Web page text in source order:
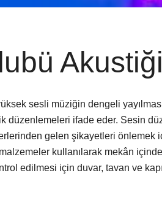
Akustiği
sesli müziğin dengeli
düzenlemeleri ifade eder. Sesin
gelen şikayetleri önlemek
kullanılarak mekân
edilmesi için duvar, tavan ve